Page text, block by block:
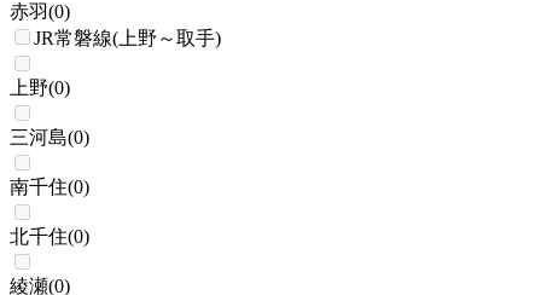
赤羽(0)
JR常磐線(上野～取手)
上野(0)
三河島(0)
南千住(0)
北千住(0)
綾瀬(0)